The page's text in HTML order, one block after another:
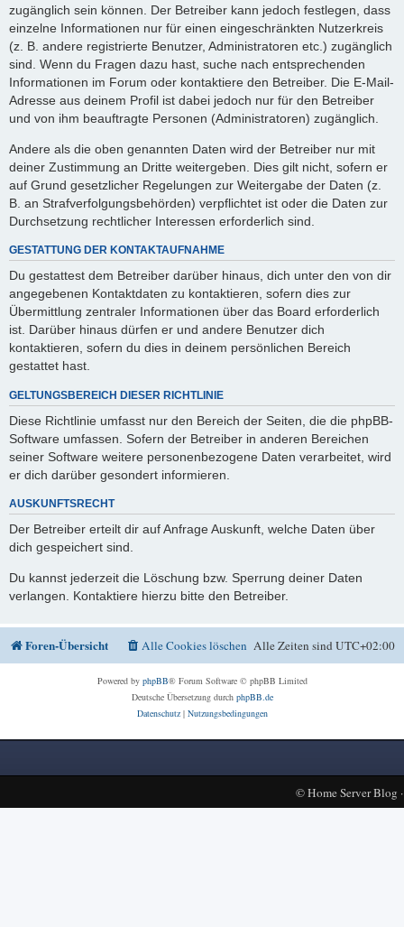
zugänglich sein können. Der Betreiber kann jedoch festlegen, dass
einzelne Informationen nur für einen eingeschränkten Nutzerkreis
(z. B. andere registrierte Benutzer, Administratoren etc.) zugänglich
sind. Wenn du Fragen dazu hast, suche nach entsprechenden
Informationen im Forum oder kontaktiere den Betreiber. Die E-Mail-
Adresse aus deinem Profil ist dabei jedoch nur für den Betreiber
und von ihm beauftragte Personen (Administratoren) zugänglich.
Andere als die oben genannten Daten wird der Betreiber nur mit
deiner Zustimmung an Dritte weitergeben. Dies gilt nicht, sofern er
auf Grund gesetzlicher Regelungen zur Weitergabe der Daten (z.
B. an Strafverfolgungsbehörden) verpflichtet ist oder die Daten zur
Durchsetzung rechtlicher Interessen erforderlich sind.
GESTATTUNG DER KONTAKTAUFNAHME
Du gestattest dem Betreiber darüber hinaus, dich unter den von dir
angegebenen Kontaktdaten zu kontaktieren, sofern dies zur
Übermittlung zentraler Informationen über das Board erforderlich
ist. Darüber hinaus dürfen er und andere Benutzer dich
kontaktieren, sofern du dies in deinem persönlichen Bereich
gestattet hast.
GELTUNGSBEREICH DIESER RICHTLINIE
Diese Richtlinie umfasst nur den Bereich der Seiten, die die phpBB-
Software umfassen. Sofern der Betreiber in anderen Bereichen
seiner Software weitere personenbezogene Daten verarbeitet, wird
er dich darüber gesondert informieren.
AUSKUNFTSRECHT
Der Betreiber erteilt dir auf Anfrage Auskunft, welche Daten über
dich gespeichert sind.
Du kannst jederzeit die Löschung bzw. Sperrung deiner Daten
verlangen. Kontaktiere hierzu bitte den Betreiber.
Foren-Übersicht Alle Zeiten sindUTC+02:00
Alle Cookies löschen
Powered by phpBB® Forum Software © phpBB Limited
Deutsche Übersetzung durch phpBB.de
Datenschutz| Nutzungsbedingungen
©Home Server Blog